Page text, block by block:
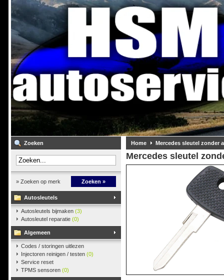
Zoeken
» Zoeken op merk Zoeken »
Autosleutels
Autosleutels bijmaken (3)
Autosleutel reparatie (0)
Algemeen
Codes / storingen uitlezen
Injectoren reinigen / testen (0)
Service reset
TPMS sensoren (0)
Home Mercedes sleutel zonder
Mercedes sleutel